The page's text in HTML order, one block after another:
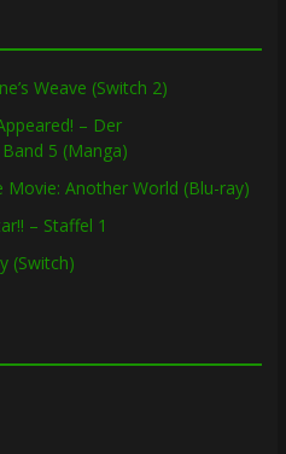
Weave (Switch 2)
– Der
5 (Manga)
Movie: Another World (Blu-ray)
– Staffel 1
(Switch)